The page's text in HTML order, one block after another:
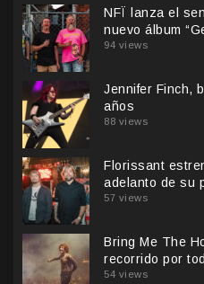
NFÏ lanza el
nuevo álbum
94 views
Jennifer Finch,
años
88 views
Florissant
adelanto de su
57 views
Bring Me The
recorrido por
54 views